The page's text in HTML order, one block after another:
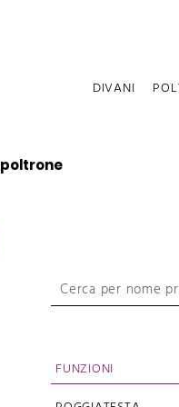
DIVANI
poltrone
FUNZIONI